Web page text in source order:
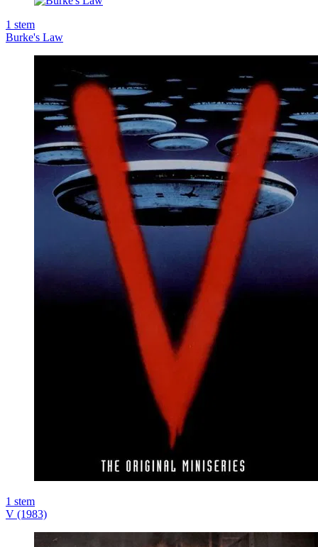
1 stem
Burke's Law
1 stem
V (1983)